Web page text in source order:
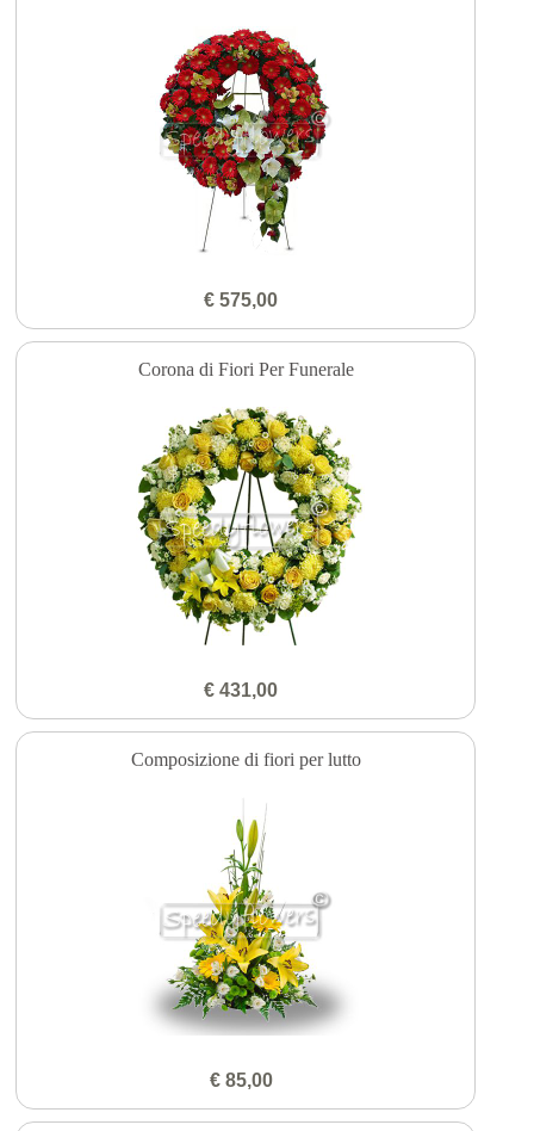
€ 575,00
Corona di Fiori Per Funerale
€ 431,00
Composizione di fiori per lutto
€ 85,00